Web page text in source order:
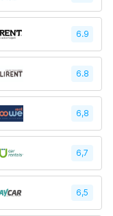
6.9
6.8
6,8
6,7
6,5